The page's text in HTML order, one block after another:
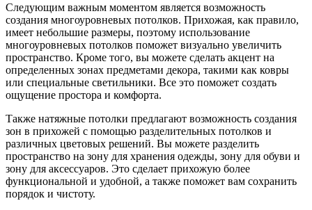
Следующим важным моментом является возможность
создания многоуровневых потолков. Прихожая, как правило,
имеет небольшие размеры, поэтому использование
многоуровневых потолков поможет визуально увеличить
пространство. Кроме того, вы можете сделать акцент на
определенных зонах предметами декора, такими как ковры
или специальные светильники. Все это поможет создать
ощущение простора и комфорта.
Также натяжные потолки предлагают возможность создания
зон в прихожей с помощью разделительных потолков и
различных цветовых решений. Вы можете разделить
пространство на зону для хранения одежды, зону для обуви и
зону для аксессуаров. Это сделает прихожую более
функциональной и удобной, а также поможет вам сохранить
порядок и чистоту.